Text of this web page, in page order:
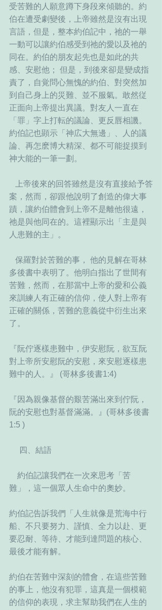
受苦難的人願意蹲下身段來傾聽的。約
伯在遭受劇變後，上帝雖然是沒有出現
言語，但是，整本約伯記中，祂的一舉
一動可以讓約伯感受到祂的愛以及祂的
同在。約伯的朋友起先也是如此的共
感、安慰他； 但是，到後來卻是變成指
責了，自覚問心無愧的約伯、對突然加
到自己身上的災難、並不服氣。敢然従
正面向上帝提出異議。對友人一直在
「罪」字上打転的議論、更反唇相譏。
約伯記也顕示「神広大無邊」、人的議
論、再怎麽博大精深、都不可能捉摸到
神大能的一筆一劃。
案，然而，卻跟他說明了創造的偉大事
蹟，讓約伯體會到上帝不是離他很遠，
祂是與他同在的。這裡顯示出「主是與
人患難的主」。
多後書中表明了。他明白指出了世間有
苦難，然而，在那當中上帝的愛和公義
來訓練人有正確的信仰，使人對上帝有
正確的關係，苦難的意義從中衍生出來
了。
『阮佇逐樣患難中，伊安慰阮，欲互阮
對上帝所安慰阮的安慰，來安慰逐樣患
難中的人。』 (哥林多後書1:4)
『因為親像基督的艱苦滿出來到佇阮，
阮的安慰也對基督滿滿。』(哥林多後書
1:5 )
     四、結語
難」，這一個眾人生命中的奧妙。
約伯記告訴我們「人生就像是荒海中行
船、不只要努力、謹慎、全力以赴、更
要忍耐、等待、才能到達問題的核心、
最後才能有解。
約伯在苦難中深刻的體會，在這些苦難
的事上，他沒有犯罪，這真是一個模範
的信仰的表現，求主幫助我們在人生的